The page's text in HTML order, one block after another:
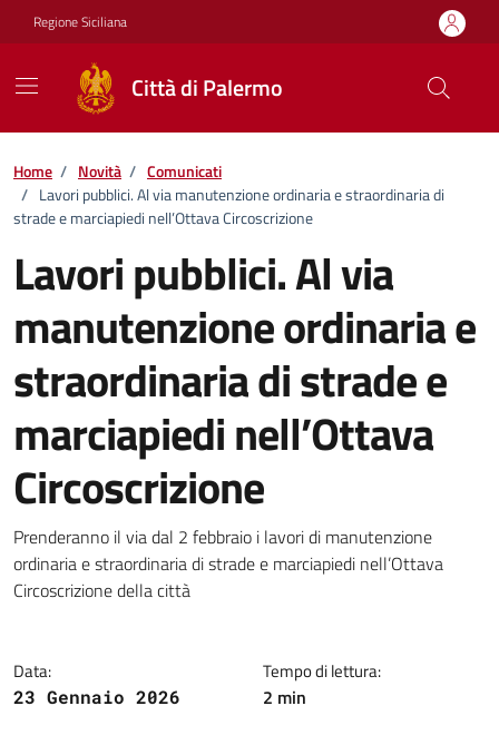
Vai ai contenuti
Vai al footer
Regione Siciliana
Città di Palermo
Home / Novità / Comunicati
/ Lavori pubblici. Al via manutenzione ordinaria e straordinaria di
strade e marciapiedi nell’Ottava Circoscrizione
Lavori pubblici. Al via
manutenzione ordinaria e
straordinaria di strade e
marciapiedi nell’Ottava
Circoscrizione
Dettagli della notizia
Prenderanno il via dal 2 febbraio i lavori di manutenzione
ordinaria e straordinaria di strade e marciapiedi nell’Ottava
Circoscrizione della città
Data:
23 Gennaio 2026
Tempo di lettura:
2 min